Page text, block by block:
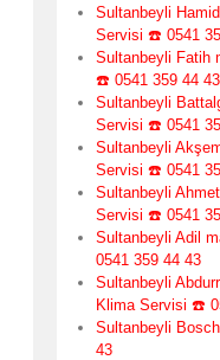
Sultanbeyli
Servisi ☎️ 0541
Sultanbeyli Fatih
☎️ 0541 359 44 43
Sultanbeyli
Servisi ☎️ 0541
Sultanbeyli
Servisi ☎️ 0541
Sultanbeyli
Servisi ☎️ 0541
Sultanbeyli Adil
0541 359 44 43
Sultanbeyli
Klima Servisi ☎️
Sultanbeyli
43